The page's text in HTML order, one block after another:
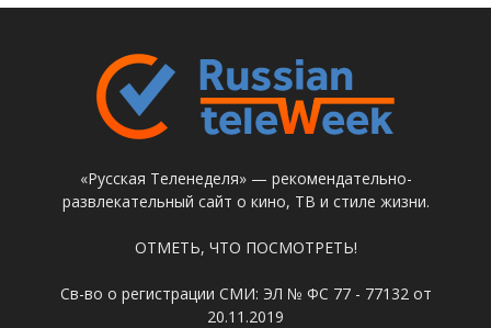
«Русская Теленеделя» — рекомендательно-
развлекательный сайт о кино, ТВ и стиле жизни.
ОТМЕТЬ, ЧТО ПОСМОТРЕТЬ!
Св-во о регистрации СМИ: ЭЛ № ФС 77 - 77132 от
20.11.2019